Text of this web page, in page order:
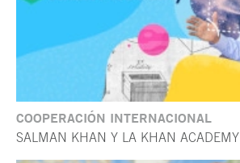
COOPERACIÓN INTERNACIONAL
SALMAN KHAN Y LA KHAN ACADEMY